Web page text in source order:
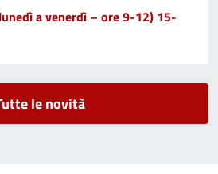
a venerdì – ore 9-12) 15-
le novità